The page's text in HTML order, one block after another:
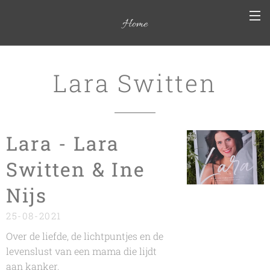
Home
Lara Switten
Lara - Lara
Switten & Ine
Nijs
25-08-2021
Over de liefde, de lichtpuntjes en de
levenslust van een mama die lijdt
aan kanker.